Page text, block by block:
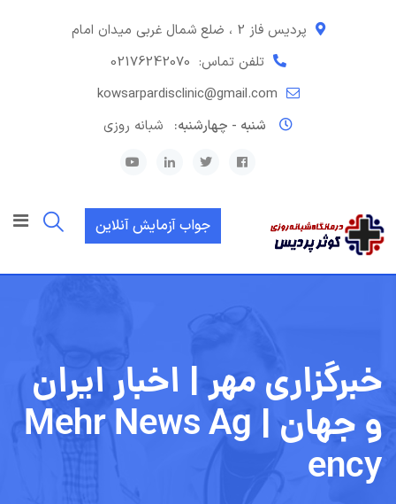
پردیس فاز 2 ، ضلع شمال غربی میدان امام
تلفن تماس: 02176242070
kowsarpardisclinic@gmail.com
شنبه - چهارشنبه:
شبانه روزی
جواب آزمایش آنلاین
خبرگزاری مهر | اخبار ایران
و جهان | Mehr News Ag
Ency